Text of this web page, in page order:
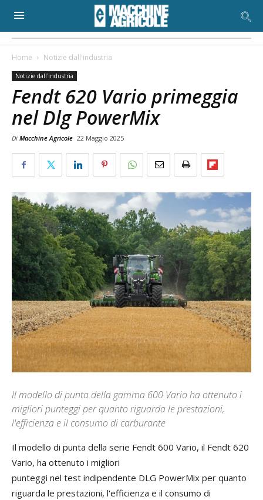
Home Notizie dall'industria
Notizie dall'industria
Fendt 620 Vario primeggia
nel Dlg PowerMix
Di Macchine Agricole 22 Maggio 2025
Il modello di punta della gamma 600 Vario ha ottenuto i
migliori punteggi per quanto riguarda le prestazioni,
l'efficienza e il consumo di carburante
Il modello di punta della serie Fendt 600 Vario, il Fendt 620
Vario, ha ottenuto i migliori
punteggi nel test indipendente DLG PowerMix per quanto
riguarda le prestazioni, l'efficienza e il consumo di